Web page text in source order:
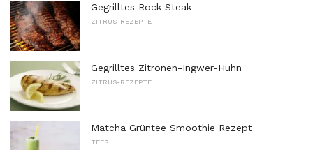
Gegrilltes Rock Steak
ZITRUS-REZEPTE
Gegrilltes Zitronen-Ingwer-Huhn
ZITRUS-REZEPTE
Matcha Grüntee Smoothie Rezept
TEES